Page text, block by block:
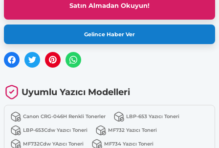
Satın Almadan Okuyun!
Gelince Haber Ver
Uyumlu Yazıcı Modelleri
Canon CRG-046H Renkli Tonerler LBP-653 Yazıcı Toneri
LBP-653Cdw Yazıcı Toneri MF732 Yazıcı Toneri
MF732Cdw YAzıcı Toneri MF734 Yazıcı Toneri